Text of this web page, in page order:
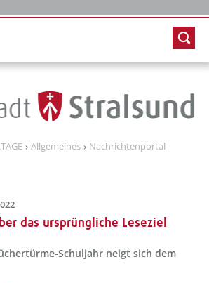
Allgemeines
Nachrichtenportal
das ursprüngliche Leseziel
Schuljahr neigt sich dem